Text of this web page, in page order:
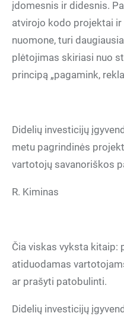
įdomesnis ir didesnis.
atvirojo kodo projektai
nuomone, turi
plėtojimas skiriasi nuo
principą „pagamink,
Didelių investicijų
metu pagrindinės
vartotojų savanoriškos
R. Kiminas
Čia viskas vyksta kitaip:
atiduodamas
ar prašyti patobulinti.
Didelių investicijų